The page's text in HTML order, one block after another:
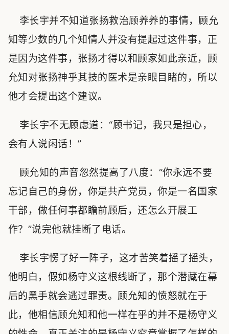
李长宇并不知道张扬救治顾养养的事情，顾允
知等少数的几个知情人并没有提起过这件事，正
是因为这件事，张扬才得以和顾家如此亲近，顾
允知对张扬神乎其技的医术是亲眼目睹的，所以
他才会提出这个建议。
李长宇不无顾虑道：“顾书记，我只是担心，
会有人说闲话！”
顾允知的声音忽然提高了八度：“你永远不要
忘记自己的身份，你是共产党员，你是一名国家
干部，做任何事都瞻前顾后，还怎么开展工
作？”说完他就挂断了电话。
李长宇愣了好一阵子，这才苦笑着摇了摇头，
他明白，假如杨守义这根线断了，那个潜藏在幕
后的黑手就会逃过罪责。顾允知的愤怒就在于
此，他相信顾允知和他一样在乎的并不是杨守义